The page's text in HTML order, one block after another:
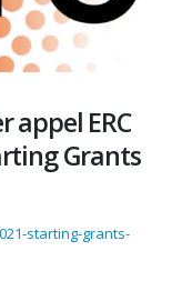
appel ERC
Grants
starting-grants-